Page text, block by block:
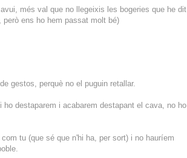
més val que no llegeixis les bogeries que he dit
ens ho hem passat molt bé)
gestos, perquè no el puguin retallar.
destaparem i acabarem destapant el cava, no ho
tu (que sé que n'hi ha, per sort) i no hauríem